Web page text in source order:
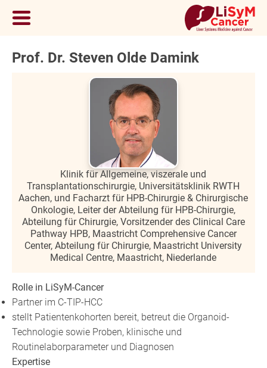
Prof. Dr. Steven Olde Damink
Klinik für Allgemeine, viszerale und
Transplantationschirurgie, Universitätsklinik RWTH
Aachen, und Facharzt für HPB-Chirurgie & Chirurgische
Onkologie, Leiter der Abteilung für HPB-Chirurgie,
Abteilung für Chirurgie, Vorsitzender des Clinical Care
Pathway HPB, Maastricht Comprehensive Cancer
Center, Abteilung für Chirurgie, Maastricht University
Medical Centre, Maastricht, Niederlande
Rolle in LiSyM-Cancer
Partner im C-TIP-HCC
stellt Patientenkohorten bereit, betreut die Organoid-
Technologie sowie Proben, klinische und
Routinelaborparameter und Diagnosen
Expertise